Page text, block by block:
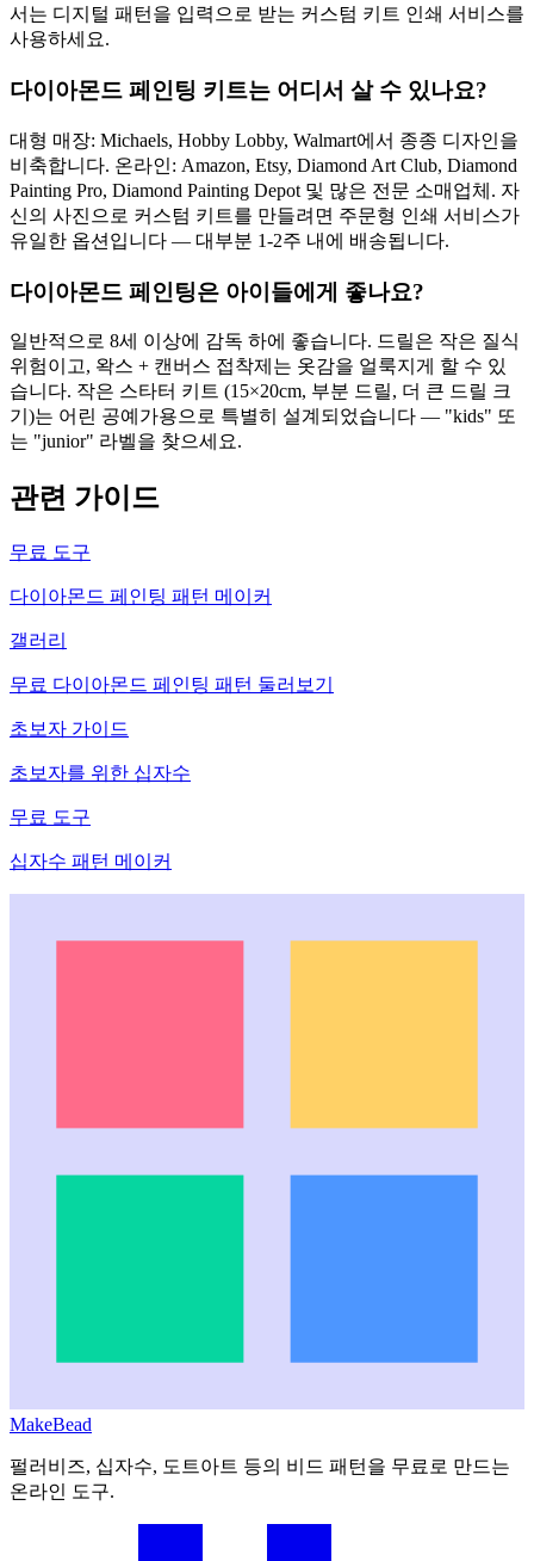
서는 디지털 패턴을 입력으로 받는 커스텀 키트 인쇄 서비스를
사용하세요.
다이아몬드 페인팅 키트는 어디서 살 수 있나요?
대형 매장: Michaels, Hobby Lobby, Walmart에서 종종 디자인을
비축합니다. 온라인: Amazon, Etsy, Diamond Art Club, Diamond
Painting Pro, Diamond Painting Depot 및 많은 전문 소매업체. 자
신의 사진으로 커스텀 키트를 만들려면 주문형 인쇄 서비스가
유일한 옵션입니다 — 대부분 1-2주 내에 배송됩니다.
다이아몬드 페인팅은 아이들에게 좋나요?
일반적으로 8세 이상에 감독 하에 좋습니다. 드릴은 작은 질식
위험이고, 왁스 + 캔버스 접착제는 옷감을 얼룩지게 할 수 있
습니다. 작은 스타터 키트 (15×20cm, 부분 드릴, 더 큰 드릴 크
기)는 어린 공예가용으로 특별히 설계되었습니다 — "kids" 또
는 "junior" 라벨을 찾으세요.
관련 가이드
무료 도구
다이아몬드 페인팅 패턴 메이커
갤러리
무료 다이아몬드 페인팅 패턴 둘러보기
초보자 가이드
초보자를 위한 십자수
무료 도구
십자수 패턴 메이커
MakeBead
펄러비즈, 십자수, 도트아트 등의 비드 패턴을 무료로 만드는
온라인 도구.